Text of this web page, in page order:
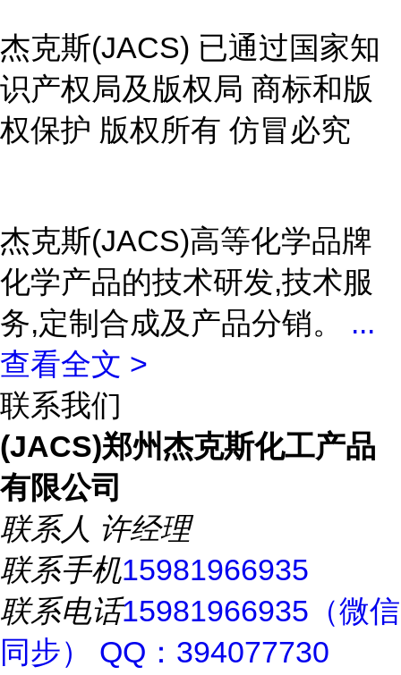
杰克斯(JACS) 已通过国家知
识产权局及版权局 商标和版
权保护 版权所有 仿冒必究
杰克斯(JACS)高等化学品牌
化学产品的技术研发,技术服
务,定制合成及产品分销。 ...
查看全文 >
联系我们
(JACS)郑州杰克斯化工产品
有限公司
联系人 许经理
联系手机15981966935
联系电话15981966935（微信
同步） QQ：394077730